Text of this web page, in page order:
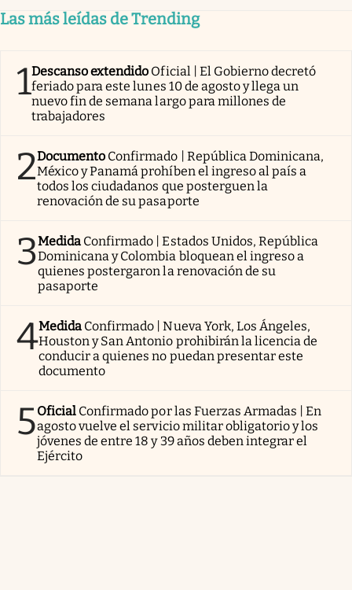
Las más leídas de Trending
1Descanso extendido Oficial | El Gobierno decretó
feriado para este lunes 10 de agosto y llega un
nuevo fin de semana largo para millones de
trabajadores
2Documento Confirmado | República Dominicana,
México y Panamá prohíben el ingreso al país a
todos los ciudadanos que posterguen la
renovación de su pasaporte
3Medida Confirmado | Estados Unidos, República
Dominicana y Colombia bloquean el ingreso a
quienes postergaron la renovación de su
pasaporte
4Medida Confirmado | Nueva York, Los Ángeles,
Houston y San Antonio prohibirán la licencia de
conducir a quienes no puedan presentar este
documento
5Oficial Confirmado por las Fuerzas Armadas | En
agosto vuelve el servicio militar obligatorio y los
jóvenes de entre 18 y 39 años deben integrar el
Ejército